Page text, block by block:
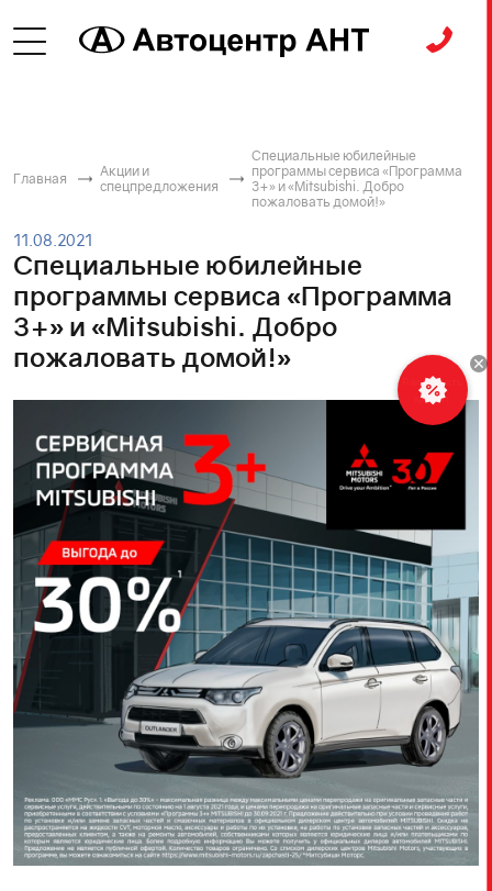
Главная
Акции и
спецпредложения
Специальные юбилейные
программы сервиса «Программа
3+» и «Mitsubishi. Добро
пожаловать домой!»
11.08.2021
Специальные юбилейные
программы сервиса «Программа
3+» и «Mitsubishi. Добро
пожаловать домой!»
Рассчитать
кредит